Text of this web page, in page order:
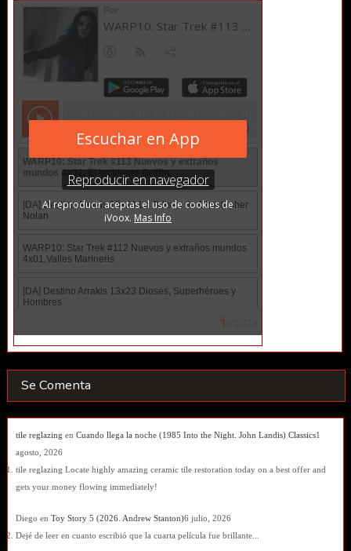
Se Comenta
tile reglazing en Cuando llega la noche (1985 Into the Night. John Landis) Classics1
agosto, 2026
tile reglazing Locate highly amazing ceramic tile restoration today on a best offer and
gets your money flowing immediately!
Diego en Toy Story 5 (2026. Andrew Stanton)6 julio, 2026
Dejé de leer en cuanto escribió que la cuarta película fue brillante...